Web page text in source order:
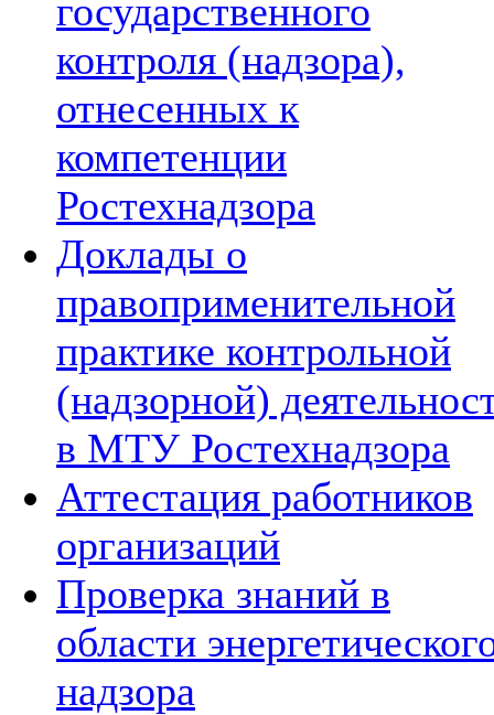
государственного
контроля (надзора),
отнесенных к
компетенции
Ростехнадзора
Доклады о
правоприменительной
практике контрольной
(надзорной)
в МТУ Ростехнадзора
Аттестация работников
организаций
Проверка знаний в
области
надзора